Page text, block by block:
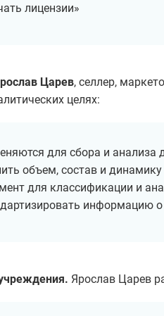
лицензии»
Царев, селлер,
целях:
для сбора и анализа
объем, состав и
для классификации и
информацию
Ярослав Царев